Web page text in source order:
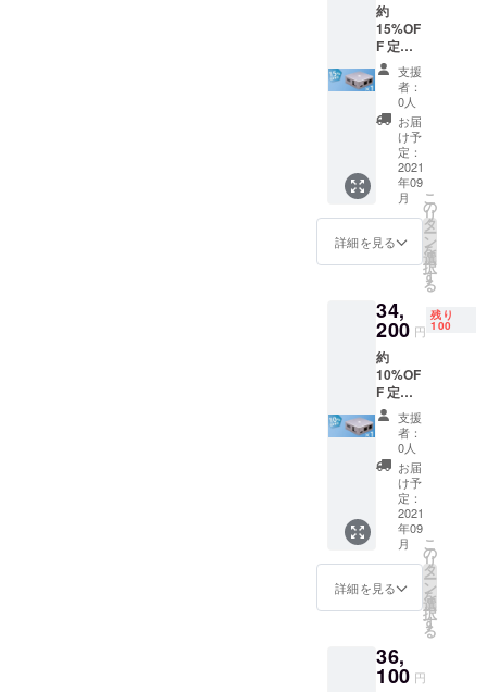
約
15%OF
F 定
価：
￥38,00
ト内容
本体 ×
１ 電源
ケーブ
ル LAN
ケーブ
ル 保証
書(日本
語) 説明
送料込
み
支援
者：
0人
お届
け予
定：
2021
年09
月
詳細を見る
こ
の
リ
タ
ー
ン
を
選
択
す
る
34,
200 円
残り
100
約
10%OF
F 定
価：
￥38,00
ト内容
本体 ×
１ 電源
ケーブ
ル LAN
ケーブ
ル 保証
書(日本
語) 説明
送料込
み
支援
者：
0人
お届
け予
定：
2021
年09
月
詳細を見る
こ
の
リ
タ
ー
ン
を
選
択
す
る
36,
100 円